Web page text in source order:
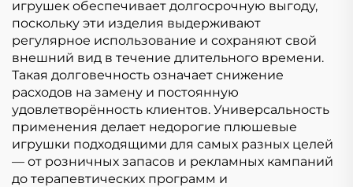
игрушек обеспечивает долгосрочную выгоду,
поскольку эти изделия выдерживают
регулярное использование и сохраняют свой
внешний вид в течение длительного времени.
Такая долговечность означает снижение
расходов на замену и постоянную
удовлетворённость клиентов. Универсальность
применения делает недорогие плюшевые
игрушки подходящими для самых разных целей
— от розничных запасов и рекламных кампаний
до терапевтических программ и